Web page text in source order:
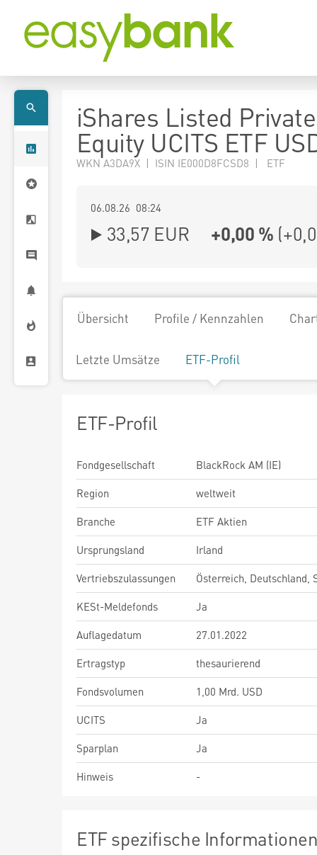
iShares Listed Private
Equity UCITS ETF
WKN A3DA9X | ISIN IE000D8FCSD8 | ETF
06.08.26 08:24
33,57 EUR +0,00 % (
Übersicht Profile / Kennzahlen
Letzte Umsätze ETF-Profil
ETF-Profil
Fondgesellschaft
BlackRock AM (IE)
Region
weltweit
Branche
ETF Aktien
Ursprungsland
Irland
Vertriebszulassungen
Österreich, Deutschland,
KESt-Meldefonds
Ja
Auflagedatum
27.01.2022
Ertragstyp
thesaurierend
Fondsvolumen
1,00 Mrd. USD
UCITS
Ja
Sparplan
Ja
Hinweis
-
ETF spezifische